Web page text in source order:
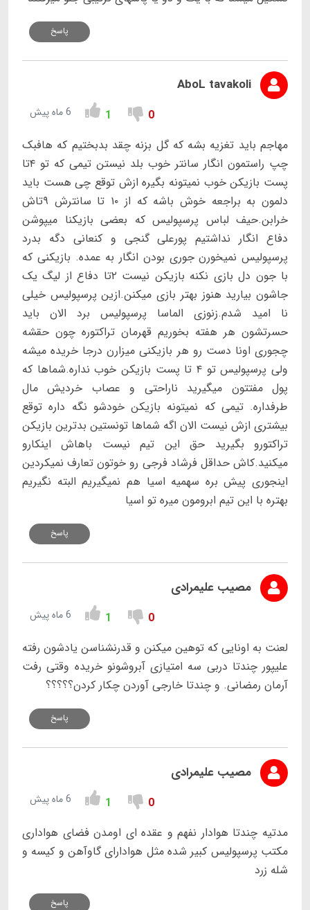
پاسخ
AboL tavakoli
0
1 6 ماه پیش
مهاجم باید تغزیه بشه که گل بزنه چقد بدبختیم که هافبک
چپ راستمون انگار سانتر خوب بلد نیستن تیمی که تو ۴تا
پست بازیکن خوب نمیتونه بگیره ازش توقع چی هست باید
دلمون به براجعه خوش باشه که از ١٠ تا سانترش ٩تاش
خرابن.حیف لباس پرسپولیس که بعضی بازیکنا میپوشن
دفاع انگار نداشتیم پورعلی گنجی و کنعانی دگه بدرد
پرسپولیس نمیخورن جوری بودن انگار به عمده. بازیکنی که
با جون دل بازی نکنه بازیکن نیست ٢تا دفاع از لیگ یک
جاشون بیارید هنوز بهتر بازی میکنن.ازین پرسپولیس خیلی
نا امید شدم.زنوزی الماسا پرسپولیس برد الان باید
حسرتشون هر هفته بخوریم قهرمان تراکتوره چون حقشه
چجوری اونا دست رو هر بازیکنی میزارن درجا خریده میشه
ولی پرسپولیس تو ۴ تا پست بازیکن خوب نداره.شماها که
پول مفتتون میگیرید ناراحتی و عصاب خردیش مال
طرفداره. تیمی که نمیتونه بازیکن خودشو نگه داره توقع
بیشتری ازش نیست الان اگه شماها تونستین بدترین بازیکن
تراکتورو بگیرید حق این تیم نیست باهاش اینکارو
میکنید.کاش حداقل فرشاد فرجی رو خوتون تعارف نمیکردین
اینجوری پیش بره سهمیه اسیا هم نمیگیریم البته نگیریم
بهتره با این تیم ابرومون میره تو اسیا
پاسخ
مصیب علیمرادی
0
1 6 ماه پیش
لعنت به اونایی که توهین میکنن و قدرنشناسن یادشون رفته
علیپور چندتا دربی سه امتیازی آبروشونو خریده وقتی رفت
آرمان رمضانی. و چندتا خارجی آوردن چکار کردن؟؟؟؟؟
پاسخ
مصیب علیمرادی
0
1 6 ماه پیش
مدتیه چندتا هوادار نفهم و عقده ای اومدن فضای هواداری
مکتب پرسپولیس کبیر شده مثل هوادارای گاوآهن و کیسه و
شله زرد
پاسخ